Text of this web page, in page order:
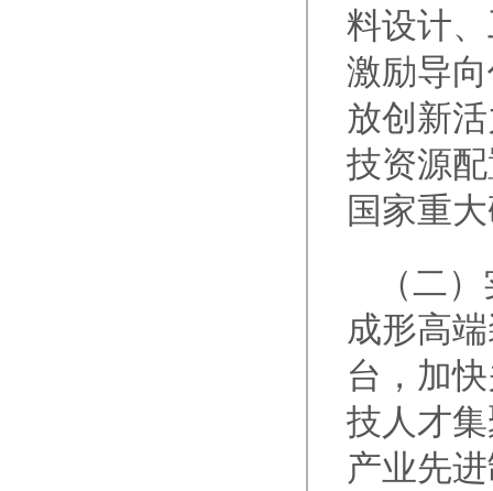
料设计
激励导
放创新
技资源
国家重
（二
成形高
台，加
技人才
产业先